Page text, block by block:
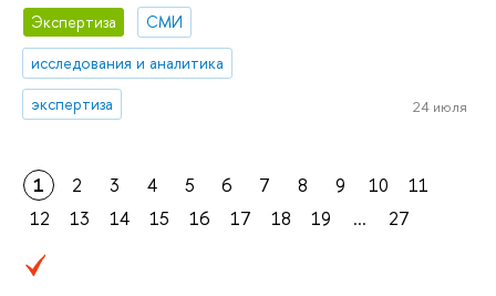
Экспертиза
СМИ
исследования и аналитика
экспертиза
24 июля
1 2 3 4 5 6 7 8 9 10
11
12
13 14 15 16 17 18 19 ... 27